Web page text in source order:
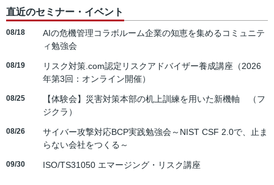
直近のセミナー・イベント
08/18
AIの危機管理コラボルーム企業の知恵を集めるコミュニテ
ィ勉強会
08/19
リスク対策.com認定リスクアドバイザー養成講座（2026
年第3回：オンライン開催）
08/25
【体験会】災害対策本部の机上訓練を用いた新機軸 （フ
ジクラ）
08/26
サイバー攻撃対応BCP実践勉強会～NIST CSF 2.0で、止ま
らない会社をつくる～
09/30 ISO/TS31050 エマージング・リスク講座